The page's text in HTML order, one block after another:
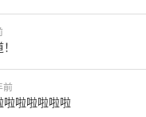
前
啦啦啦啦啦